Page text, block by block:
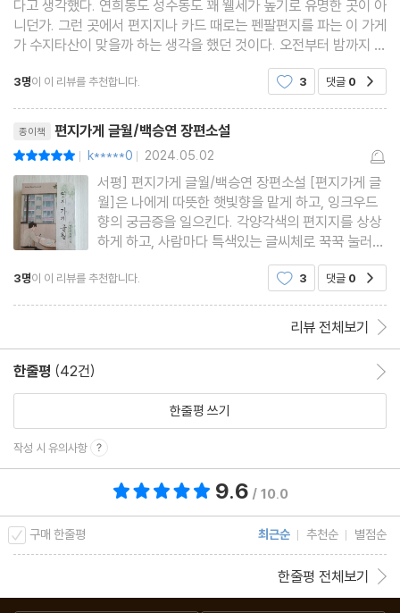
펜팔 손님들을 만나고 편지의 가치를 경험해나가면서, 과거와 마주
하고 차분히 성장하고 소중한 이들을 새로이 발견해 나가는 이야기
입니다.
다고 생각했다. 연희동도 성수동도 꽤 웰세가 높기로 유명한 곳이 아
니던가. 그런 곳에서 편지지나 카드 때로는 펜팔편지를 파는 이 가게
가 수지타산이 맞을까 하는 생각을 했던 것이다. 오전부터 밤까지 열
어놓는 가게도 아니다. 오후부터 이른 저녁까지만 문을 연다. 거기에
아르바이트까지 써서 무슨 이익이 남겠는가
3명이 이 리뷰를 추천합니다. 3 댓글 0
종이책 편지가게 글월/백승연 장편소설
| k*****0 | 2024.05.02
서평] 편지가게 글월/백승연 장편소설 [편지가게 글
월]은 나에게 따뜻한 햇빛향을 맡게 하고, 잉크우드
향의 궁금증을 일으킨다. 각양각색의 편지지를 상상
하게 하고, 사람마다 특색있는 글씨체로 꾹꾹 눌러
쓴 편지를 상상하게 만든다. [편지가게 글월]은 백승
연님의 장편소설이다. 편지를 뜻하는 글원이라는 편
3명이 이 리뷰를 추천합니다. 3 댓글 0
리뷰 전체보기
한줄평 (42건)
한줄평 쓰기
작성 시 유의사항
9.6 / 10.0
구매 한줄평 최근순 추천순 별점순
한줄평 전체보기